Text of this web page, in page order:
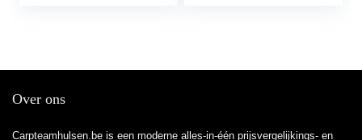
Over ons
Carpteamhulsen.be is een moderne alles-in-één prijsvergelijkings- en